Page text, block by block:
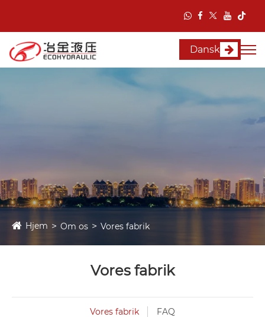
Dansk
Hjem Om os Vores fabrik
Vores fabrik
Vores fabrik FAQ